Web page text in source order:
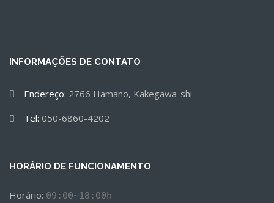
INFORMAÇÕES DE CONTATO
Endereço: 2766 Hamano, Kakegawa-shi
Tel: 050-6860-4202
HORÁRIO DE FUNCIONAMENTO
Horário: 09:00~18:00h